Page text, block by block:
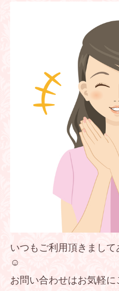
いつもご利用頂きまし
☺
お問い合わせはお気軽に